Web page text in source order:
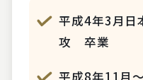
平成4年3月
攻 卒業
平成8年11月